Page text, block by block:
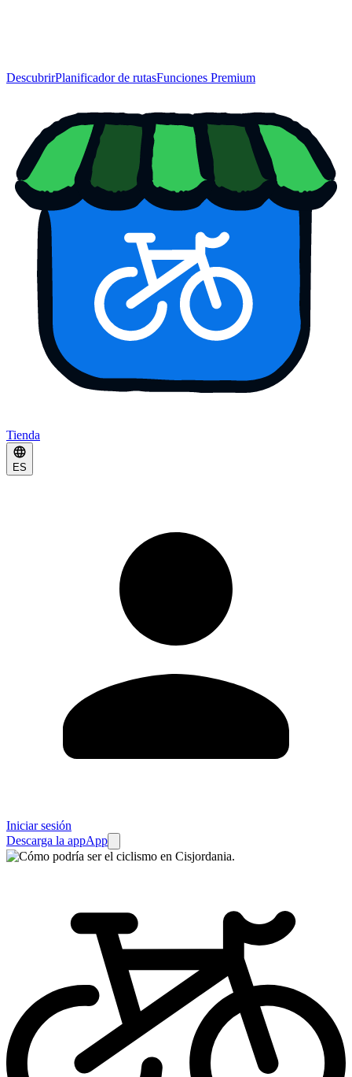
DescubrirPlanificador de rutasFunciones Premium
Tienda
ES
Iniciar sesión
Descarga la appApp